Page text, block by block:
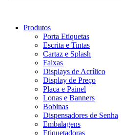
Produtos
Porta Etiquetas
Escrita e Tintas
Cartaz e Splash
Faixas
Displays de Acrílico
Display de Preço
Placa e Painel
Lonas e Banners
Bobinas
Dispensadores de Senha
Embalagens
Etiquetadoras